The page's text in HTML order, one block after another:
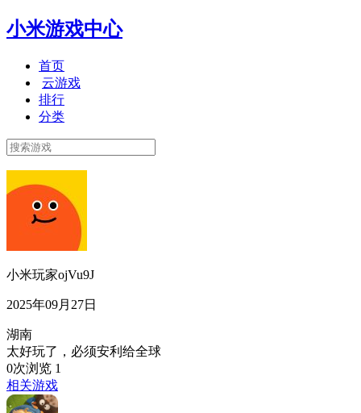
小米游戏中心
首页
云游戏
排行
分类
小米玩家ojVu9J
2025年09月27日
湖南
太好玩了，必须安利给全球
0次浏览 1
相关游戏